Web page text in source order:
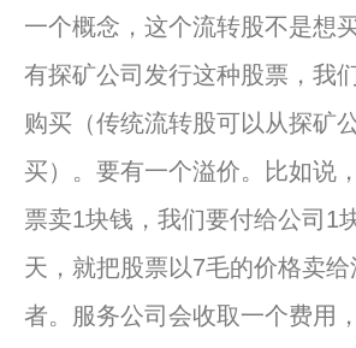
一个概念，这个流转股不是想
有探矿公司发行这种股票，我
购买（传统流转股可以从探矿
买）。要有一个溢价。比如说
票卖1块钱，我们要付给公司1
天，就把股票以7毛的价格卖
者。服务公司会收取一个费用